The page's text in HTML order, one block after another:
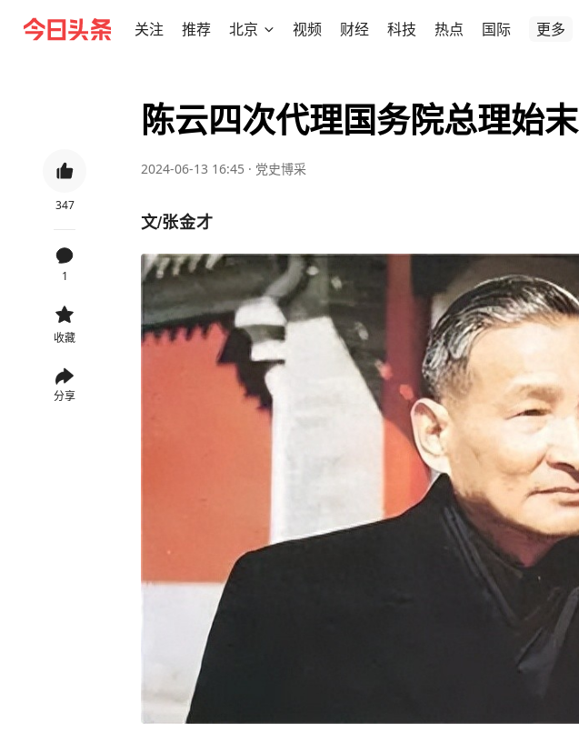
关注 推荐 北京 视频 财经 科技 热点 国际 更多
347
1
收藏
分享
陈云四次代理国务院总理始末
2024-06-13 16:45 · 党史博采
文/张金才